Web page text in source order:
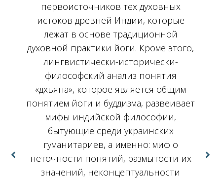
первоисточников тех духовных
истоков древней Индии, которые
лежат в основе традиционной
духовной практики йоги. Кроме этого,
лингвистически-исторически-
философский анализ понятия
«дхьяна», которое является общим
понятием йоги и буддизма, развеивает
мифы индийской философии,
бытующие среди украинских
гуманитариев, а именно: миф о
неточности понятий, размытости их
значений, неконцептуальности